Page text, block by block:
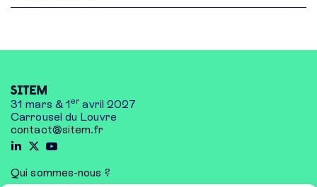
31 mars & 1er avril 2027
Carrousel du Louvre
contact@sitem.fr
Qui sommes-nous ?